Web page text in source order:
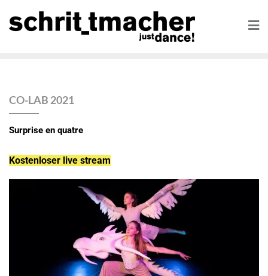
CO-LAB 2021
Surprise en quatre
Kostenloser live stream